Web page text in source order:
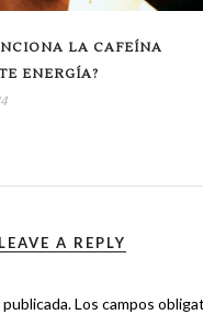
LA CAFEÍNA
ENERGÍA?
LEAVE A REPLY
Los campos